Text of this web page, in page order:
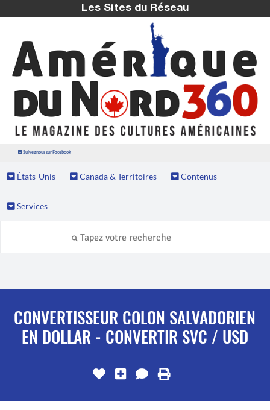
Les Sites du Réseau
Suivez nous sur Facebook
États-Unis Canada & Territoires Contenus
Services
CONVERTISSEUR COLON SALVADORIEN
EN DOLLAR - CONVERTIR SVC / USD